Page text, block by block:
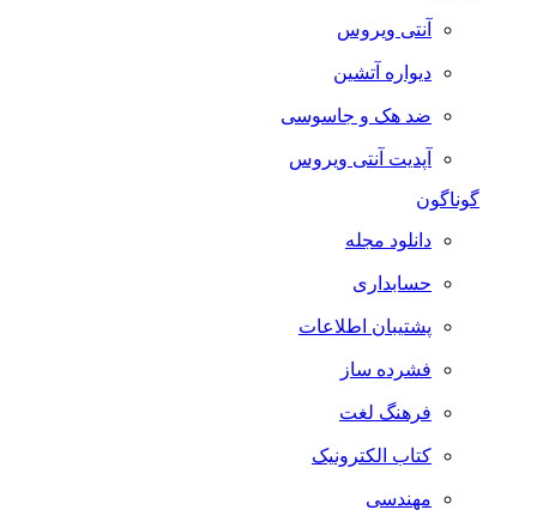
آنتی ویروس
دیواره آتشین
ضد هک و جاسوسی
آپدیت آنتی ویروس
گوناگون
دانلود مجله
حسابداری
پشتیبان اطلاعات
فشرده ساز
فرهنگ لغت
کتاب الکترونیک
مهندسی